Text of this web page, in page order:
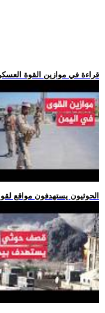
.. قراءة في موازين القوة
.. الحوثيون يستهدفون مواقع